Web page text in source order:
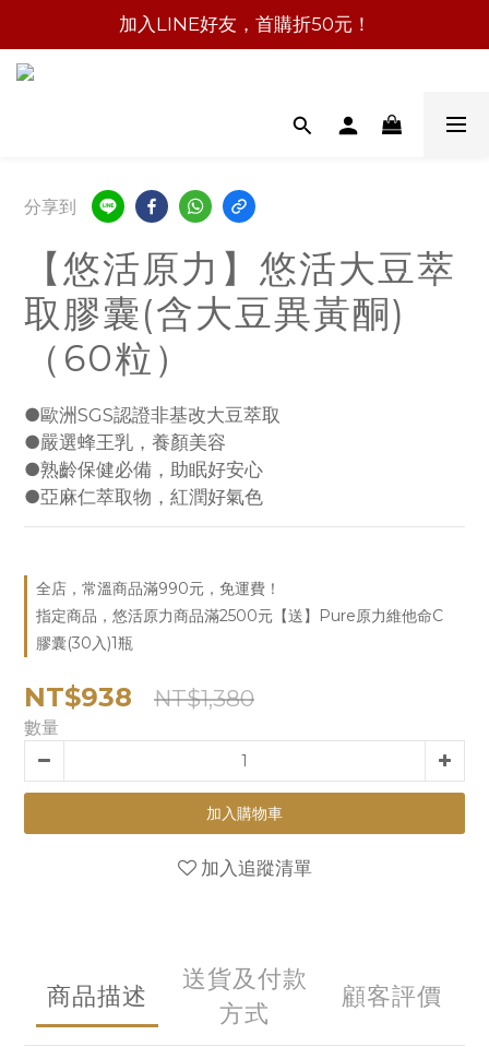
加入LINE好友，首購折50元！
分享到
【悠活原力】悠活大豆萃
取膠囊(含大豆異黃酮)
（60粒）
●歐洲SGS認證非基改大豆萃取
●嚴選蜂王乳，養顏美容
●熟齡保健必備，助眠好安心
●亞麻仁萃取物，紅潤好氣色
全店，常溫商品滿990元，免運費！
指定商品，悠活原力商品滿2500元【送】Pure原力維他命C
膠囊(30入)1瓶
NT$938 NT$1,380
數量
加入購物車
加入追蹤清單
商品描述
送貨及付款
方式
顧客評價